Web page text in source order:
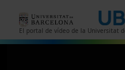
El portal de vídeo de la Universitat